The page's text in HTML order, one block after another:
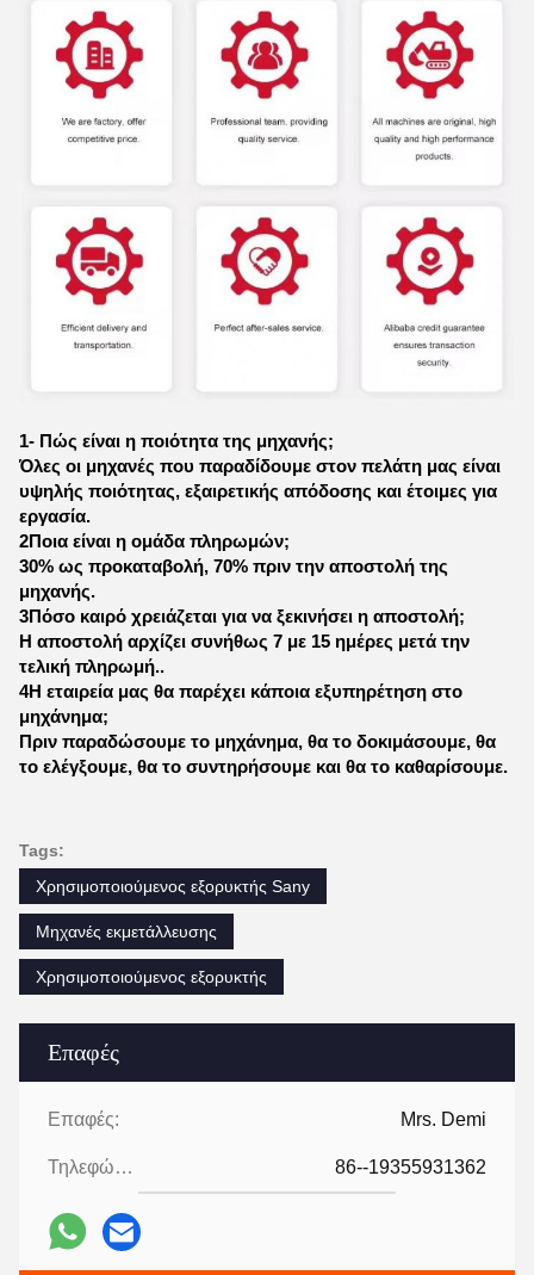
Επαφές
Επαφές: Mrs. Demi
Τηλεφώνημα: 86--19355931362
1- Πώς είναι η ποιότητα της μηχανής;
Όλες οι μηχανές που παραδίδουμε στον πελάτη μας είναι
υψηλής ποιότητας, εξαιρετικής απόδοσης και έτοιμες για
εργασία.
2Ποια είναι η ομάδα πληρωμών;
30% ως προκαταβολή, 70% πριν την αποστολή της
μηχανής.
3Πόσο καιρό χρειάζεται για να ξεκινήσει η αποστολή;
Η αποστολή αρχίζει συνήθως 7 με 15 ημέρες μετά την
τελική πληρωμή..
4Η εταιρεία μας θα παρέχει κάποια εξυπηρέτηση στο
μηχάνημα;
Πριν παραδώσουμε το μηχάνημα, θα το δοκιμάσουμε, θα
το ελέγξουμε, θα το συντηρήσουμε και θα το καθαρίσουμε.
Tags:
Χρησιμοποιούμενος εξορυκτής Sany
Μηχανές εκμετάλλευσης
Χρησιμοποιούμενος εξορυκτής